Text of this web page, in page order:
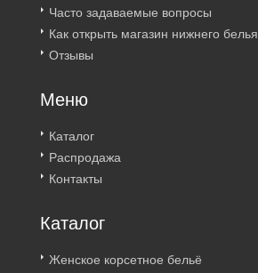
Часто задаваемые вопросы
Как открыть магазин нижнего белья
Отзывы
Меню
Каталог
Распродажа
Контакты
Каталог
Женское корсетное бельё